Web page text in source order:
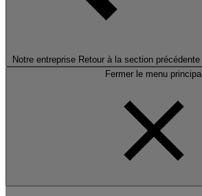
Notre entreprise Retour à la section précédente
Fermer le menu principal